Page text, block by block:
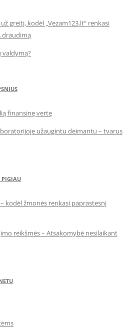
greitį, kodėl „Vezam123.lt“ renkasi
draudimą
valdymą?
finansinę vertę
užaugintu deimantu – tvarus
PIGIAU
kodėl žmonės renkasi paprastesnį
reikšmės – Atsakomybė nesilaikant